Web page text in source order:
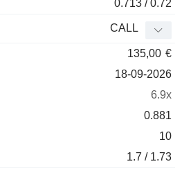
0.713 / 0.72
CALL
135,00 €
18-09-2026
6.9x
0.881
10
1.7 / 1.73